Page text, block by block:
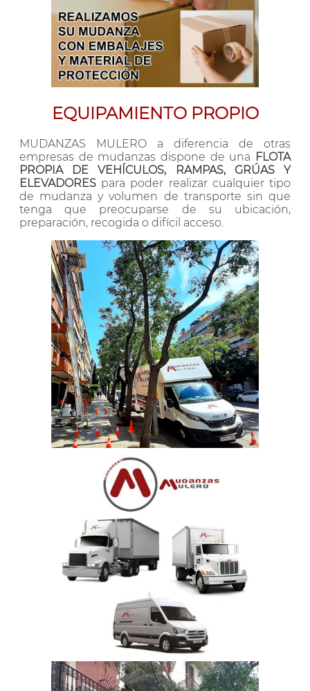
EQUIPAMIENTO PROPIO
MUDANZAS MULERO a diferencia de otras
empresas de mudanzas dispone de una FLOTA
PROPIA DE VEHÍCULOS, RAMPAS, GRÚAS Y
ELEVADORES para poder realizar cualquier tipo
de mudanza y volumen de transporte sin que
tenga que preocuparse de su ubicación,
preparación, recogida o difícil acceso.